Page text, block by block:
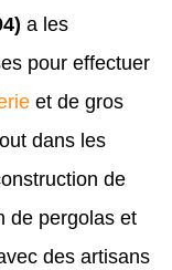
a les
pour effectuer
et de gros
dans les
de
de pergolas et
des artisans